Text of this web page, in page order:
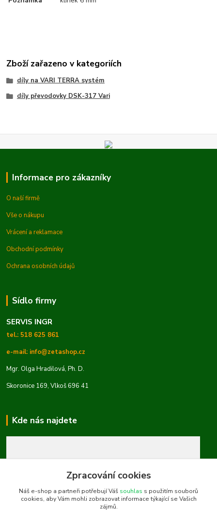
Zboží zařazeno v kategoriích
díly na VARI TERRA systém
díly převodovky DSK-317 Vari
Informace pro zákazníky
O naší firmě
Vše o nákupu
Vrácení a reklamace
Obchodní podmínky
Ochrana osobních údajů
Sídlo firmy
SERVIS INGR
tel.: 518 625 861
e-mail: info@zetashop.cz
Mgr. Olga Hradilová, Ph. D.
Skoronice 169, Vlkoš 696 41
Kde nás najdete
Zpracování cookies
Náš e-shop a partneři potřebují Váš souhlas s použitím souborů
cookies, aby Vám mohli zobrazovat informace týkající se Vašich
zájmů.